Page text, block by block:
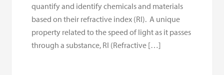
quantify and identify chemicals and materials
based on their refractive index (RI). A unique
property related to the speed of light as it passes
through a substance, RI (Refractive […]